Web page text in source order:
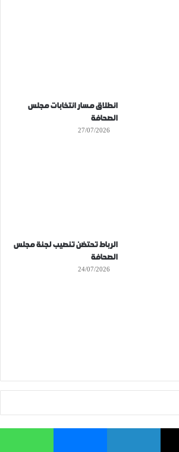
انطلاق مسار انتخابات مجلس
الصحافة
27/07/2026
الرباط تحتضن تنصيب لجنة مجلس
الصحافة
24/07/2026